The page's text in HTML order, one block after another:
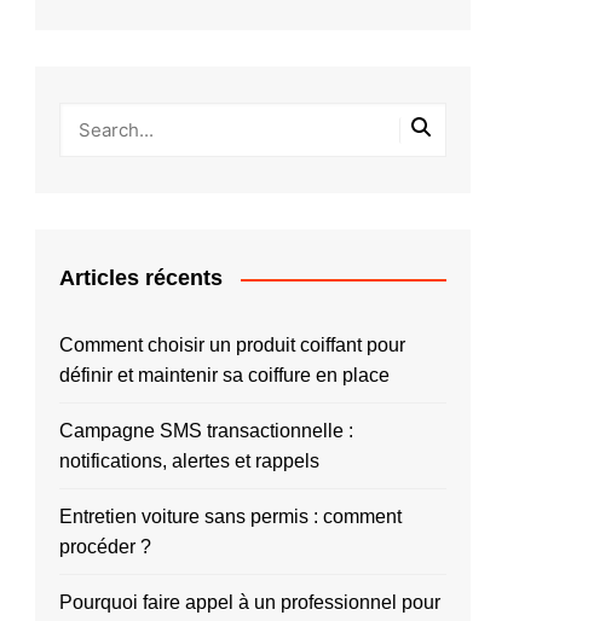
Articles récents
Comment choisir un produit coiffant pour
définir et maintenir sa coiffure en place
Campagne SMS transactionnelle :
notifications, alertes et rappels
Entretien voiture sans permis : comment
procéder ?
Pourquoi faire appel à un professionnel pour